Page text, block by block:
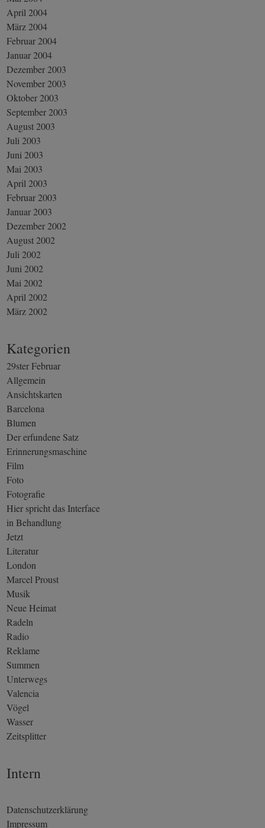
April 2004
März 2004
Februar 2004
Januar 2004
Dezember 2003
November 2003
Oktober 2003
September 2003
August 2003
Juli 2003
Juni 2003
Mai 2003
April 2003
Februar 2003
Januar 2003
Dezember 2002
August 2002
Juli 2002
Juni 2002
Mai 2002
April 2002
März 2002
Kategorien
29ster Februar
Allgemein
Ansichtskarten
Barcelona
Blumen
Der erfundene Satz
Erinnerungsmaschine
Film
Foto
Fotografie
Hier spricht das Interface
in Behandlung
Jetzt
Literatur
London
Marcel Proust
Musik
Neue Heimat
Radeln
Radio
Reklame
Summen
Unterwegs
Valencia
Vögel
Wasser
Zeitsplitter
Intern
Datenschutzerklärung
Impressum